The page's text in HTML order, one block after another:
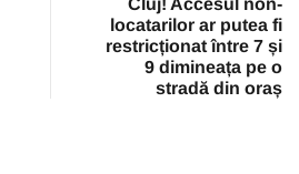
locatarilor ar putea fi
restricționat între 7 și
9 dimineața pe o
stradă din oraș